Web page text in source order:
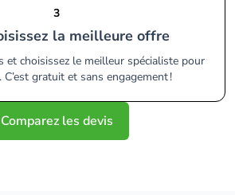
3
la meilleure offre
et choisissez le meilleur spécialiste pour
gratuit et sans engagement !
Comparez les devis